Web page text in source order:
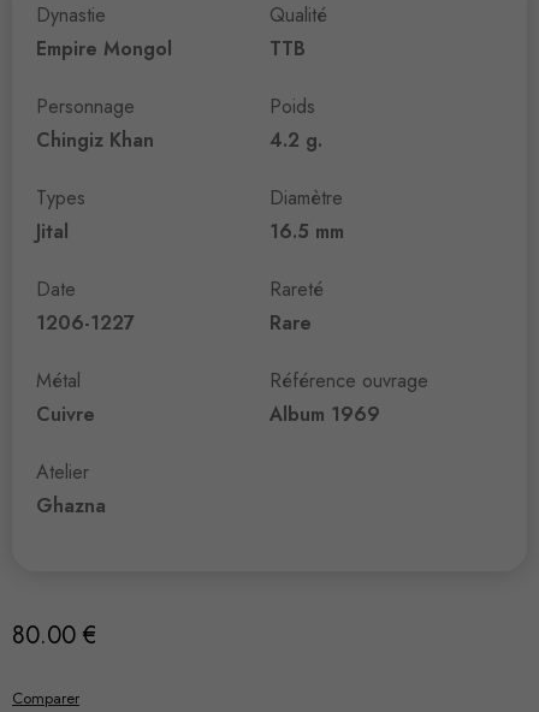
Dynastie
Empire Mongol
Personnage
Chingiz Khan
Types
Jital
Date
1206-1227
Métal
Cuivre
Atelier
Ghazna
Qualité
TTB
Poids
4.2 g.
Diamètre
16.5 mm
Rareté
Rare
Référence ouvrage
Album 1969
80.00 €
Comparer